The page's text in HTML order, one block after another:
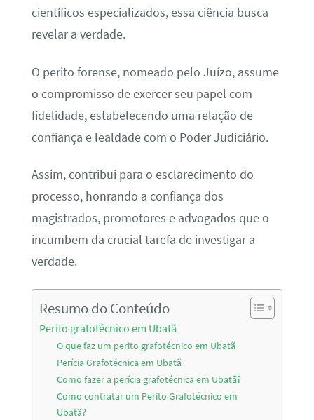
científicos especializados, essa ciência busca
revelar a verdade.
O perito forense, nomeado pelo Juízo, assume
o compromisso de exercer seu papel com
fidelidade, estabelecendo uma relação de
confiança e lealdade com o Poder Judiciário.
Assim, contribui para o esclarecimento do
processo, honrando a confiança dos
magistrados, promotores e advogados que o
incumbem da crucial tarefa de investigar a
verdade.
Resumo do Conteúdo
Perito grafotécnico em Ubatã
O que faz um perito grafotécnico em Ubatã
Perícia Grafotécnica em Ubatã
Como fazer a perícia grafotécnica em Ubatã?
Como contratar um Perito Grafotécnico em
Ubatã?